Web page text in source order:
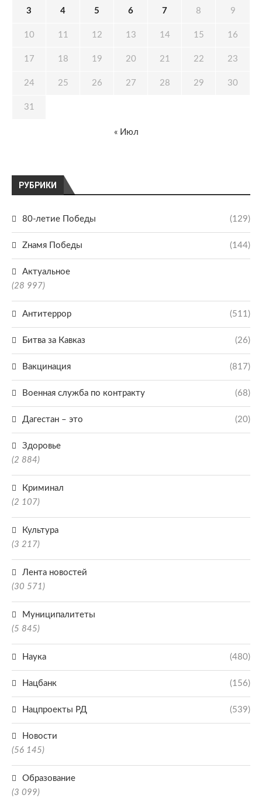
РУБРИКИ
80-летие Победы (129)
Zнамя Победы (144)
Актуальное
(28 997)
Антитеррор (511)
Битва за Кавказ (26)
Вакцинация (817)
Военная служба по контракту (68)
Дагестан – это (20)
Здоровье
(2 884)
Криминал
(2 107)
Культура
(3 217)
Лента новостей
(30 571)
Муниципалитеты
(5 845)
Наука (480)
Нацбанк (156)
Нацпроекты РД (539)
Новости
(56 145)
Образование
(3 099)
3 4 5 6 7 8 9
10 11 12 13 14 15 16
17 18 19 20 21 22 23
24 25 26 27 28 29 30
31
« Июл